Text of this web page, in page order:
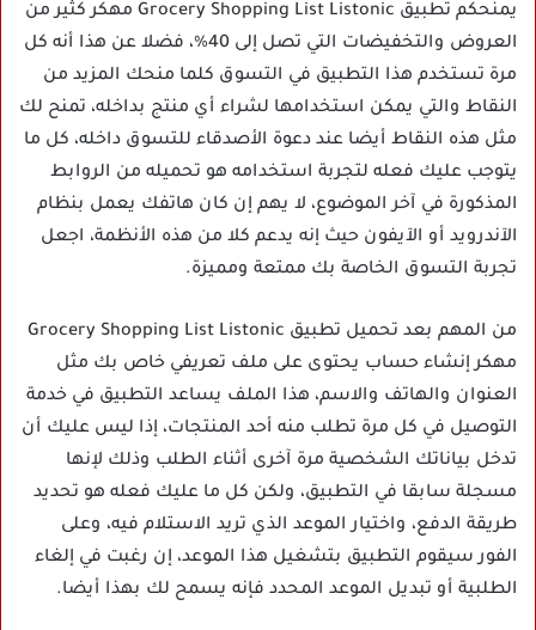
يمنحكم تطبيق Grocery Shopping List Listonic مهكر كثير من
العروض والتخفيضات التي تصل إلى 40%، فضلا عن هذا أنه كل
مرة تستخدم هذا التطبيق في التسوق كلما منحك المزيد من
النقاط والتي يمكن استخدامها لشراء أي منتج بداخله، تمنح لك
مثل هذه النقاط أيضا عند دعوة الأصدقاء للتسوق داخله، كل ما
يتوجب عليك فعله لتجربة استخدامه هو تحميله من الروابط
المذكورة في آخر الموضوع، لا يهم إن كان هاتفك يعمل بنظام
الآندرويد أو الآيفون حيث إنه يدعم كلا من هذه الأنظمة، اجعل
تجربة التسوق الخاصة بك ممتعة ومميزة.
من المهم بعد تحميل تطبيق Grocery Shopping List Listonic
مهكر إنشاء حساب يحتوى على ملف تعريفي خاص بك مثل
العنوان والهاتف والاسم، هذا الملف يساعد التطبيق في خدمة
التوصيل في كل مرة تطلب منه أحد المنتجات، إذا ليس عليك أن
تدخل بياناتك الشخصية مرة آخرى أثناء الطلب وذلك لإنها
مسجلة سابقا في التطبيق، ولكن كل ما عليك فعله هو تحديد
طريقة الدفع، واختيار الموعد الذي تريد الاستلام فيه، وعلى
الفور سيقوم التطبيق بتشغيل هذا الموعد، إن رغبت في إلغاء
الطلبية أو تبديل الموعد المحدد فإنه يسمح لك بهذا أيضا.